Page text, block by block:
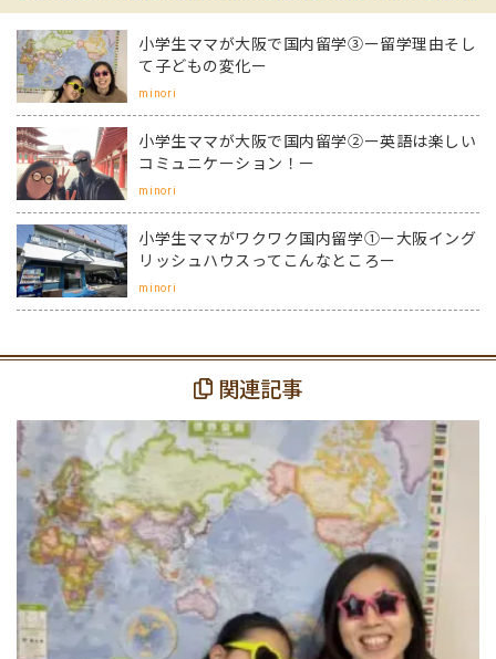
小学生ママが大阪で国内留学③ー留学理由そし
て子どもの変化ー
minori
小学生ママが大阪で国内留学②ー英語は楽しい
コミュニケーション！ー
minori
小学生ママがワクワク国内留学①ー大阪イング
リッシュハウスってこんなところー
minori
関連記事